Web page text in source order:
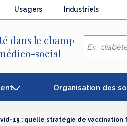
Usagers Industriels
dans le champ
social
Organisation des
19 : quelle stratégie de vaccination